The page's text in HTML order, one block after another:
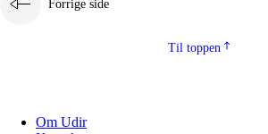
Forrige side
Til toppen
Om Udir